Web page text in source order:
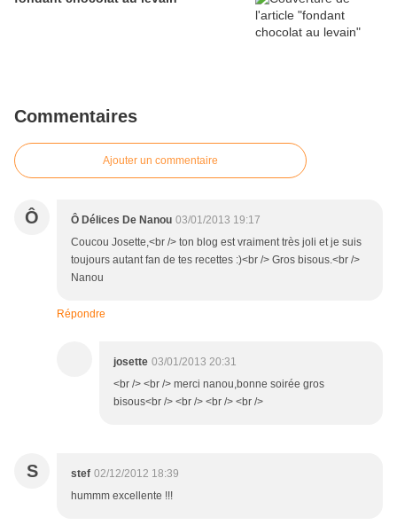
Commentaires
Ajouter un commentaire
Ô Ô Délices De Nanou 03/01/2013 19:17
Coucou Josette,<br /> ton blog est vraiment très joli et je suis
toujours autant fan de tes recettes :)<br /> Gros bisous.<br />
Nanou
Répondre
josette 03/01/2013 20:31
<br /> <br /> merci nanou,bonne soirée gros
bisous<br /> <br /> <br /> <br />
S stef 02/12/2012 18:39
hummm excellente !!!